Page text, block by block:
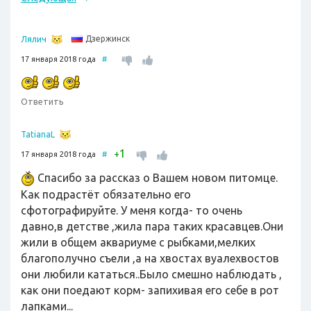
Лялич Дзержинск
17 января 2018 года #
Ответить
TatianaL
17 января 2018 года # +1
Спасибо за рассказ о Вашем новом питомце.
Как подрастёт обязательно его
сфотографируйте. У меня когда- то очень
давно,в детстве ,жила пара таких красавцев.Они
жили в общем аквариуме с рыбками,мелких
благополучно съели ,а на хвостах вуалехвостов
они любили кататься..Было смешно наблюдать ,
как они поедают корм- запихивая его себе в рот
лапками...